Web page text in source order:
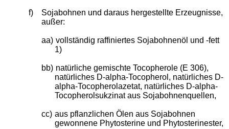
f)
Sojabohnen und daraus hergestellte Erzeugnisse,
außer:
aa) vollständig raffiniertes Sojabohnenöl und -fett
1)
bb) natürliche gemischte Tocopherole (E 306),
natürliches D-alpha-Tocopherol, natürliches D-
alpha-Tocopherolazetat, natürliches D-alpha-
Tocopherolsukzinat aus Sojabohnenquellen,
cc) aus pflanzlichen Ölen aus Sojabohnen
gewonnene Phytosterine und Phytosterinester,